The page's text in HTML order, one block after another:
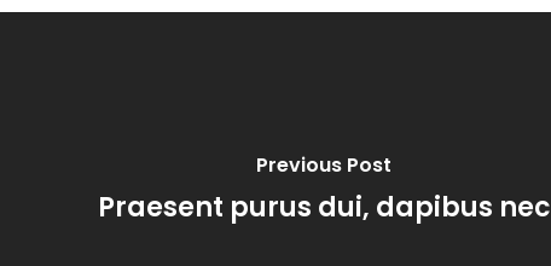
Previous Post
Praesent purus dui, dapibus nec